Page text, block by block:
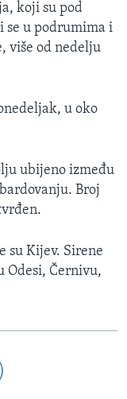
koji su pod
se u podrumima i
više od nedelju
u oko
ubijeno između
Broj
su Kijev. Sirene
Odesi, Černivu,